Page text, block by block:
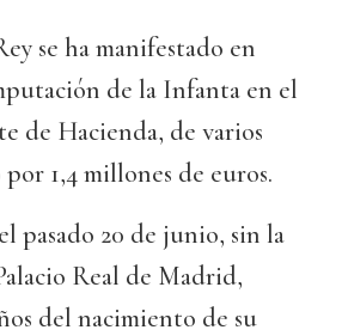
se ha manifestado en
de la Infanta en el
de Hacienda, de varios
1,4 millones de euros.
pasado 20 de junio, sin la
Real de Madrid,
del nacimiento de su